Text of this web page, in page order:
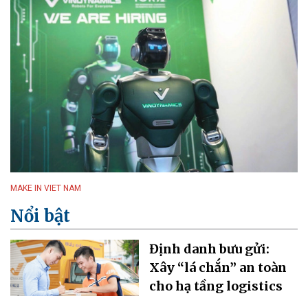
MAKE IN VIET NAM
Nổi bật
Định danh bưu gửi:
Xây “lá chắn” an toàn
cho hạ tầng logistics